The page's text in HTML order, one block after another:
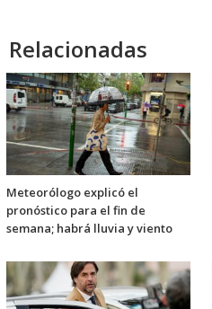
Relacionadas
Meteorólogo explicó el
pronóstico para el fin de
semana; habrá lluvia y viento